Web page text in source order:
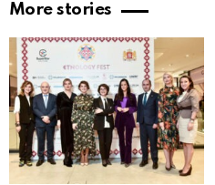
More stories